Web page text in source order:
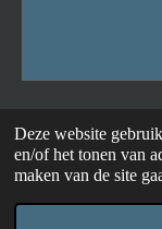
Deze website
en/of het tonen van
maken van de site
© 2021 - 2026 Stabij